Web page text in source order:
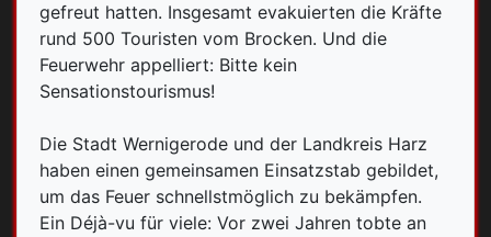
gefreut hatten. Insgesamt evakuierten die Kräfte
rund 500 Touristen vom Brocken. Und die
Feuerwehr appelliert: Bitte kein
Sensationstourismus!
Die Stadt Wernigerode und der Landkreis Harz
haben einen gemeinsamen Einsatzstab gebildet,
um das Feuer schnellstmöglich zu bekämpfen.
Ein Déjà-vu für viele: Vor zwei Jahren tobte an